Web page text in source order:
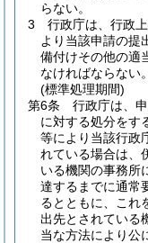
らない。
3
行政庁は、行政
より当該申請の提
備付けその他の適
なければならない。
(標準処理期間)
第6条
行政庁は、
に対する処分をす
等により当該行政
れている場合は、
いる機関の事務所
達するまでに通常
るとともに、これ
出先とされている
当な方法により公